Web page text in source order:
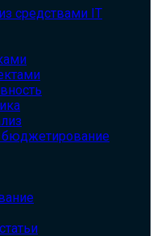
средствами IT